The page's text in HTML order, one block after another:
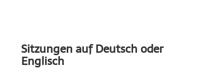
Sitzungen auf Deutsch oder
Englisch